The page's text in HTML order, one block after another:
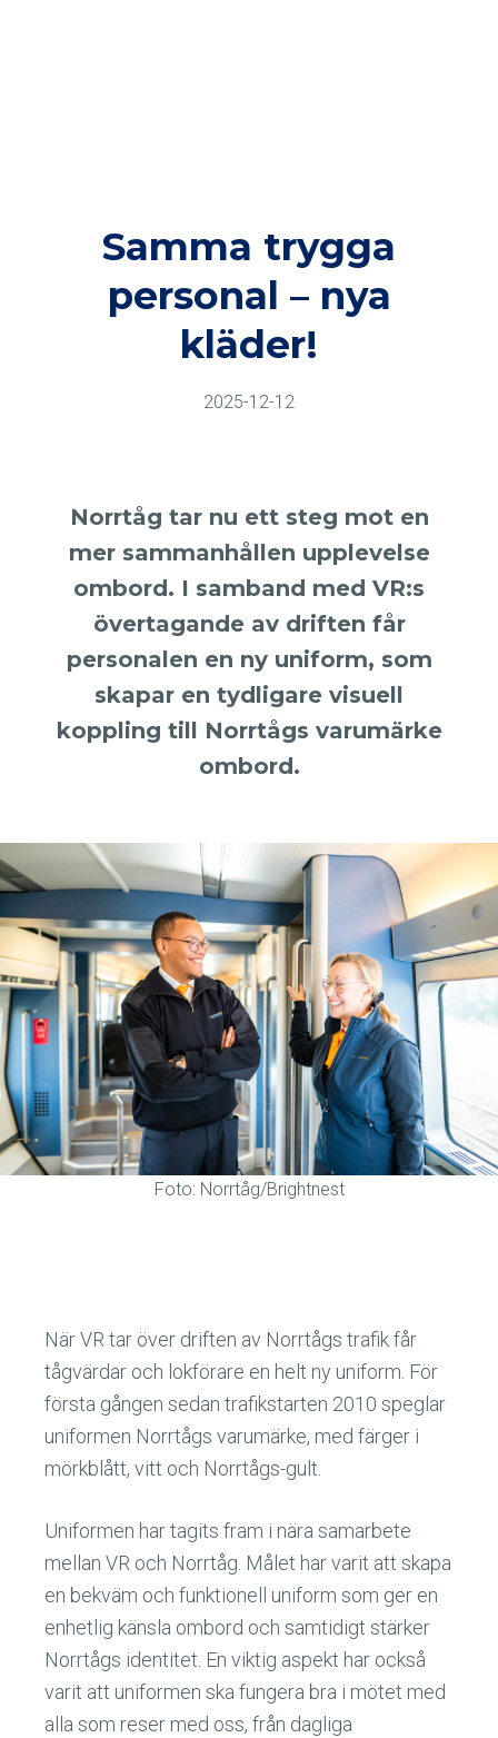
Samma trygga
personal – nya
kläder!
2025-12-12
Norrtåg tar nu ett steg mot en
mer sammanhållen upplevelse
ombord. I samband med VR:s
övertagande av driften får
personalen en ny uniform, som
skapar en tydligare visuell
koppling till Norrtågs varumärke
ombord.
Foto: Norrtåg/Brightnest
När VR tar över driften av Norrtågs trafik får
tågvärdar och lokförare en helt ny uniform. För
första gången sedan trafikstarten 2010 speglar
uniformen Norrtågs varumärke, med färger i
mörkblått, vitt och Norrtågs-gult.
Uniformen har tagits fram i nära samarbete
mellan VR och Norrtåg. Målet har varit att skapa
en bekväm och funktionell uniform som ger en
enhetlig känsla ombord och samtidigt stärker
Norrtågs identitet. En viktig aspekt har också
varit att uniformen ska fungera bra i mötet med
alla som reser med oss, från dagliga